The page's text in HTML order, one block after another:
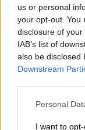
us or personal
your opt-out. You
disclosure of
IAB’s list of
also be disclosed
Downstream
Please note that
not limited to
Personal
I want to
Βουλή με
Εξεταστικής
για «ένα
του κράτους
το σύστημα
χρέος,
όσα έχουν